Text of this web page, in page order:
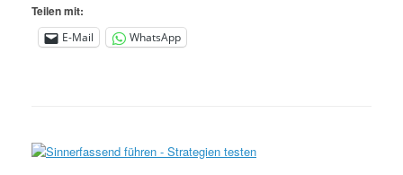
Teilen mit:
E-Mail WhatsApp